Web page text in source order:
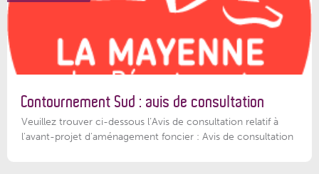
Contournement Sud : avis de consultation
Veuillez trouver ci-dessous l’Avis de consultation relatif à
l'avant-projet d'aménagement foncier : Avis de consultation